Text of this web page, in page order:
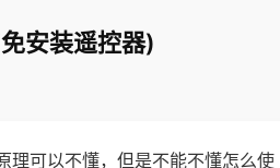
安装遥控器)
理可以不懂，但是不能不懂怎么使